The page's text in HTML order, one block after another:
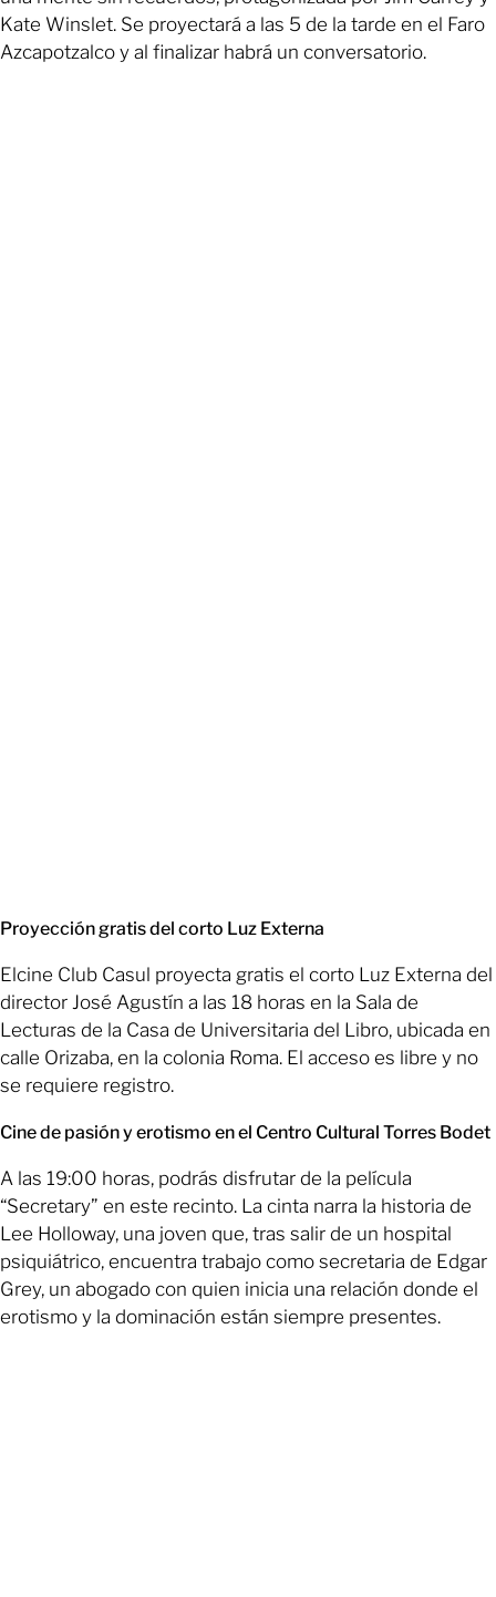
Kate Winslet. Se proyectará a las 5 de la tarde en el Faro
Azcapotzalco y al finalizar habrá un conversatorio.
Proyección gratis del corto Luz Externa
Elcine Club Casul proyecta gratis el corto Luz Externa del
director José Agustín a las 18 horas en la Sala de
Lecturas de la Casa de Universitaria del Libro, ubicada en
calle Orizaba, en la colonia Roma. El acceso es libre y no
se requiere registro.
Cine de pasión y erotismo en el Centro Cultural Torres Bodet
A las 19:00 horas, podrás disfrutar de la película
“Secretary” en este recinto. La cinta narra la historia de
Lee Holloway, una joven que, tras salir de un hospital
psiquiátrico, encuentra trabajo como secretaria de Edgar
Grey, un abogado con quien inicia una relación donde el
erotismo y la dominación están siempre presentes.